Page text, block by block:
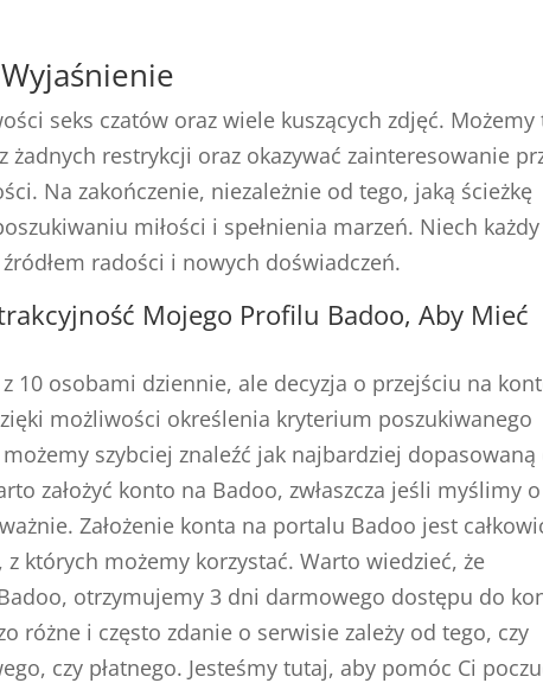
seks czatów oraz wiele kuszących zdjęć. Możemy
restrykcji oraz okazywać zainteresowanie
Na zakończenie, niezależnie od tego, jaką ścieżkę
miłości i spełnienia marzeń. Niech każdy
radości i nowych doświadczeń.
Mojego Profilu Badoo, Aby Mieć
10 osobami dziennie, ale decyzja o przejściu na
możliwości określenia kryterium poszukiwanego
szybciej znaleźć jak najbardziej dopasowaną
założyć konto na Badoo, zwłaszcza jeśli myślimy o
Założenie konta na portalu Badoo jest
których możemy korzystać. Warto wiedzieć, że
otrzymujemy 3 dni darmowego dostępu do
różne i często zdanie o serwisie zależy od tego, czy
czy płatnego. Jesteśmy tutaj, aby pomóc Ci